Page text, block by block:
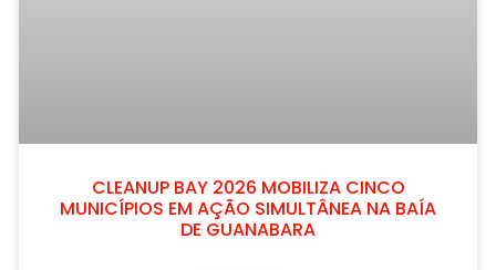
CLEANUP BAY 2026 MOBILIZA CINCO
MUNICÍPIOS EM AÇÃO SIMULTÂNEA NA BAÍA
DE GUANABARA